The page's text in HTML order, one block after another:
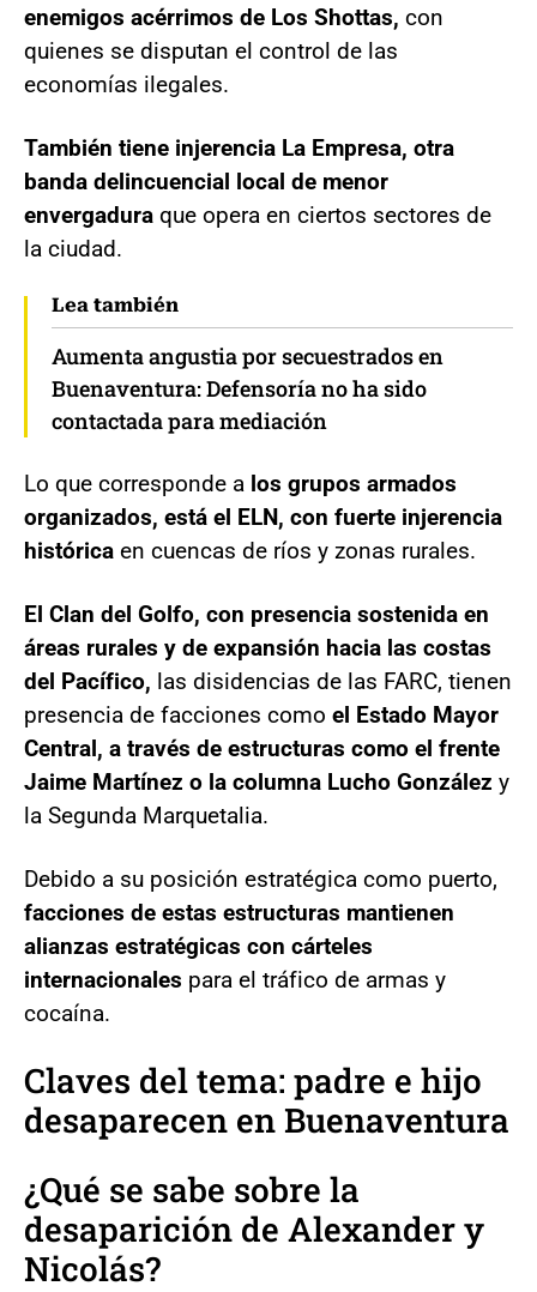
enemigos acérrimos de Los Shottas, con
quienes se disputan el control de las
economías ilegales.
También tiene injerencia La Empresa, otra
banda delincuencial local de menor
envergadura que opera en ciertos sectores de
la ciudad.
Lea también
Aumenta angustia por secuestrados en
Buenaventura: Defensoría no ha sido
contactada para mediación
Lo que corresponde a los grupos armados
organizados, está el ELN, con fuerte injerencia
histórica en cuencas de ríos y zonas rurales.
El Clan del Golfo, con presencia sostenida en
áreas rurales y de expansión hacia las costas
del Pacífico, las disidencias de las FARC, tienen
presencia de facciones como el Estado Mayor
Central, a través de estructuras como el frente
Jaime Martínez o la columna Lucho González y
la Segunda Marquetalia.
Debido a su posición estratégica como puerto,
facciones de estas estructuras mantienen
alianzas estratégicas con cárteles
internacionales para el tráfico de armas y
cocaína.
Claves del tema: padre e hijo
desaparecen en Buenaventura
¿Qué se sabe sobre la
desaparición de Alexander y
Nicolás?